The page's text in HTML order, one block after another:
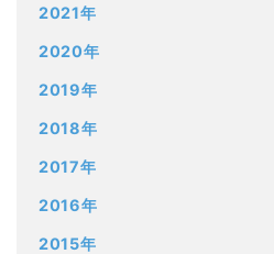
2021年
2020年
2019年
2018年
2017年
2016年
2015年